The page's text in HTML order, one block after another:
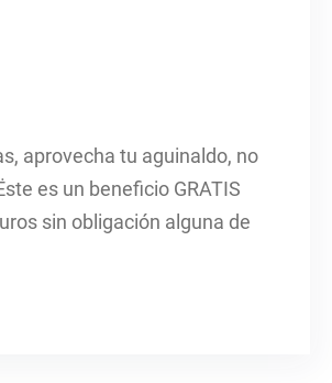
aprovecha tu aguinaldo, no
es un beneficio GRATIS
sin obligación alguna de